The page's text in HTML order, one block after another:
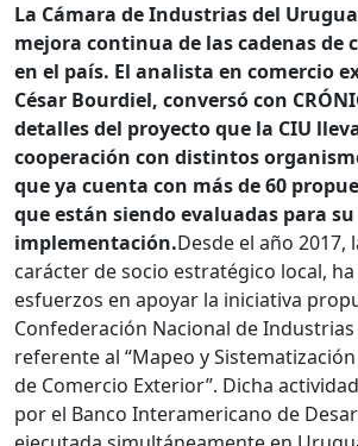
La Cámara de Industrias del
mejora continua de las cadenas de
en el país. El analista en comercio
César Bourdiel, conversó con
detalles del proyecto que la CIU
cooperación con distintos
que ya cuenta con más de 60
que están siendo evaluadas para su
implementación.Desde el año 2017,
carácter de socio estratégico local,
esfuerzos en apoyar la iniciativa
Confederación Nacional de Industrias
referente al “Mapeo y
de Comercio Exterior”. Dicha
por el Banco Interamericano de